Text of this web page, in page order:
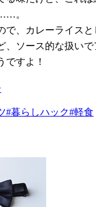
。
で、カレーライス
、ソース的な扱い
ですよ！
#暮らしハック#軽食